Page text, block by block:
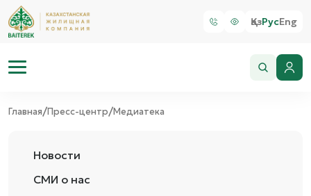
ҚазРусEng
Главная/Пресс-центр/Медиатека
Новости
СМИ о нас